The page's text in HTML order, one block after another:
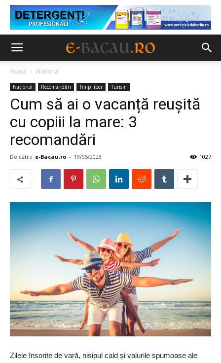
Acasă Național
Național Recomandări Timp liber Turism
Cum să ai o vacanță reușită
cu copiii la mare: 3
recomandări
De către e-Bacau.ro - 19/05/2023 1027
Zilele însorite de vară, nisipul cald și valurile spumoase ale